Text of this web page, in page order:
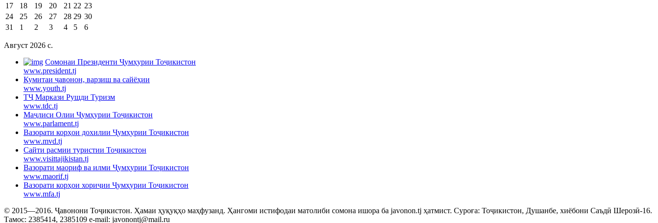
17
18 19 20 21 22 23
24
25 26 27 28 29 30
31
1 2 3 4 5 6
Август 2026 c.
Cомонаи Президенти Ҷумҳурии Тоҷикистон
www.president.tj
Кумитаи ҷавонон, варзиш ва сайёҳии
www.youth.tj
ТҶ Маркази Рушди Туризм
www.tdc.tj
Маҷлиси Олии Ҷумҳурии Тоҷикистон
www.parlament.tj
Вазорати корҳои дохилии Ҷумҳурии Тоҷикистон
www.mvd.tj
Сайти расмии туристии Тоҷикистон
www.visittajikistan.tj
Вазорати маориф ва илми Ҷумҳурии Тоҷикистон
www.maorif.tj
Вазорати корҳои хориҷии Ҷумҳурии Тоҷикистон
www.mfa.tj
© 2015—2016. Ҷавонони Тоҷикистон. Ҳамаи ҳуқуқҳо маҳфузанд. Ҳангоми истифодаи матолиби сомона ишора ба javonon.tj ҳатмист. Суроға: Тоҷикистон, Душанбе, хиёбони Саъдӣ Шерозӣ-16.
Тамос: 2385414, 2385109 e-mail: javonontj@mail.ru